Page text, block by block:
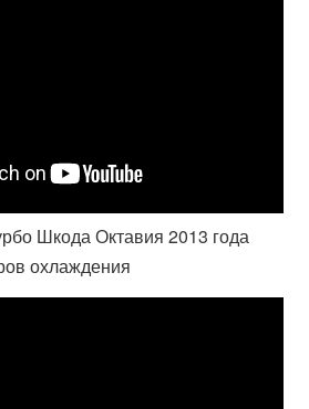
Шкода Октавия 2013 года
охлаждения